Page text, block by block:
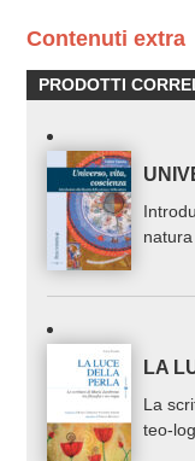
Contenuti extra
PRODOTTI
natura
LA
La
teo-